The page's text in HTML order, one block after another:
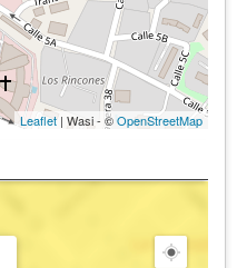
Leaflet | Wasi - ©OpenStreetMap